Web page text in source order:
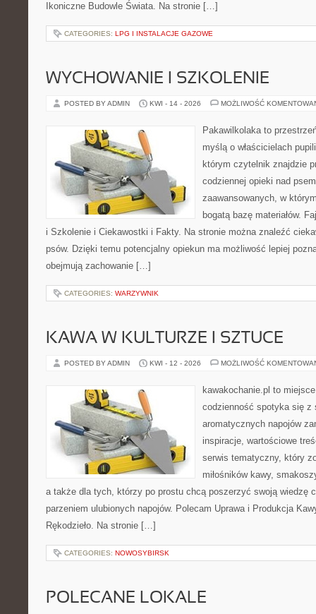
Ikoniczne Budowle Świata. Na stronie […]
CATEGORIES: LPG I INSTALACJE GAZOWE
WYCHOWANIE I SZKOLENIE
POSTED BY ADMIN KWI - 14 - 2026 MOŻLIWOŚĆ
Pakawilkolaka to
myślą o właścicielach
którym czytelnik znajdzie
codziennej opieki nad
zaawansowanych, w
bogatą bazę materiałów.
i Szkolenie i Ciekawostki i Fakty. Na stronie można znaleźć
psów. Dzięki temu potencjalny opiekun ma możliwość lepiej
obejmują zachowanie […]
CATEGORIES: WARZYWNIK
KAWA W KULTURZE I SZTUCE
POSTED BY ADMIN KWI - 12 - 2026 MOŻLIWOŚĆ
kawakochanie.pl to
codzienność spotyka się z
aromatycznych napojów
inspiracje, wartościowe
serwis tematyczny, który
miłośników kawy,
a także dla tych, którzy po prostu chcą poszerzyć swoją wiedzę
parzeniem ulubionych napojów. Polecam Uprawa i Produkcja
Rękodzieło. Na stronie […]
CATEGORIES: NOWOSYBIRSK
POLECANE LOKALE